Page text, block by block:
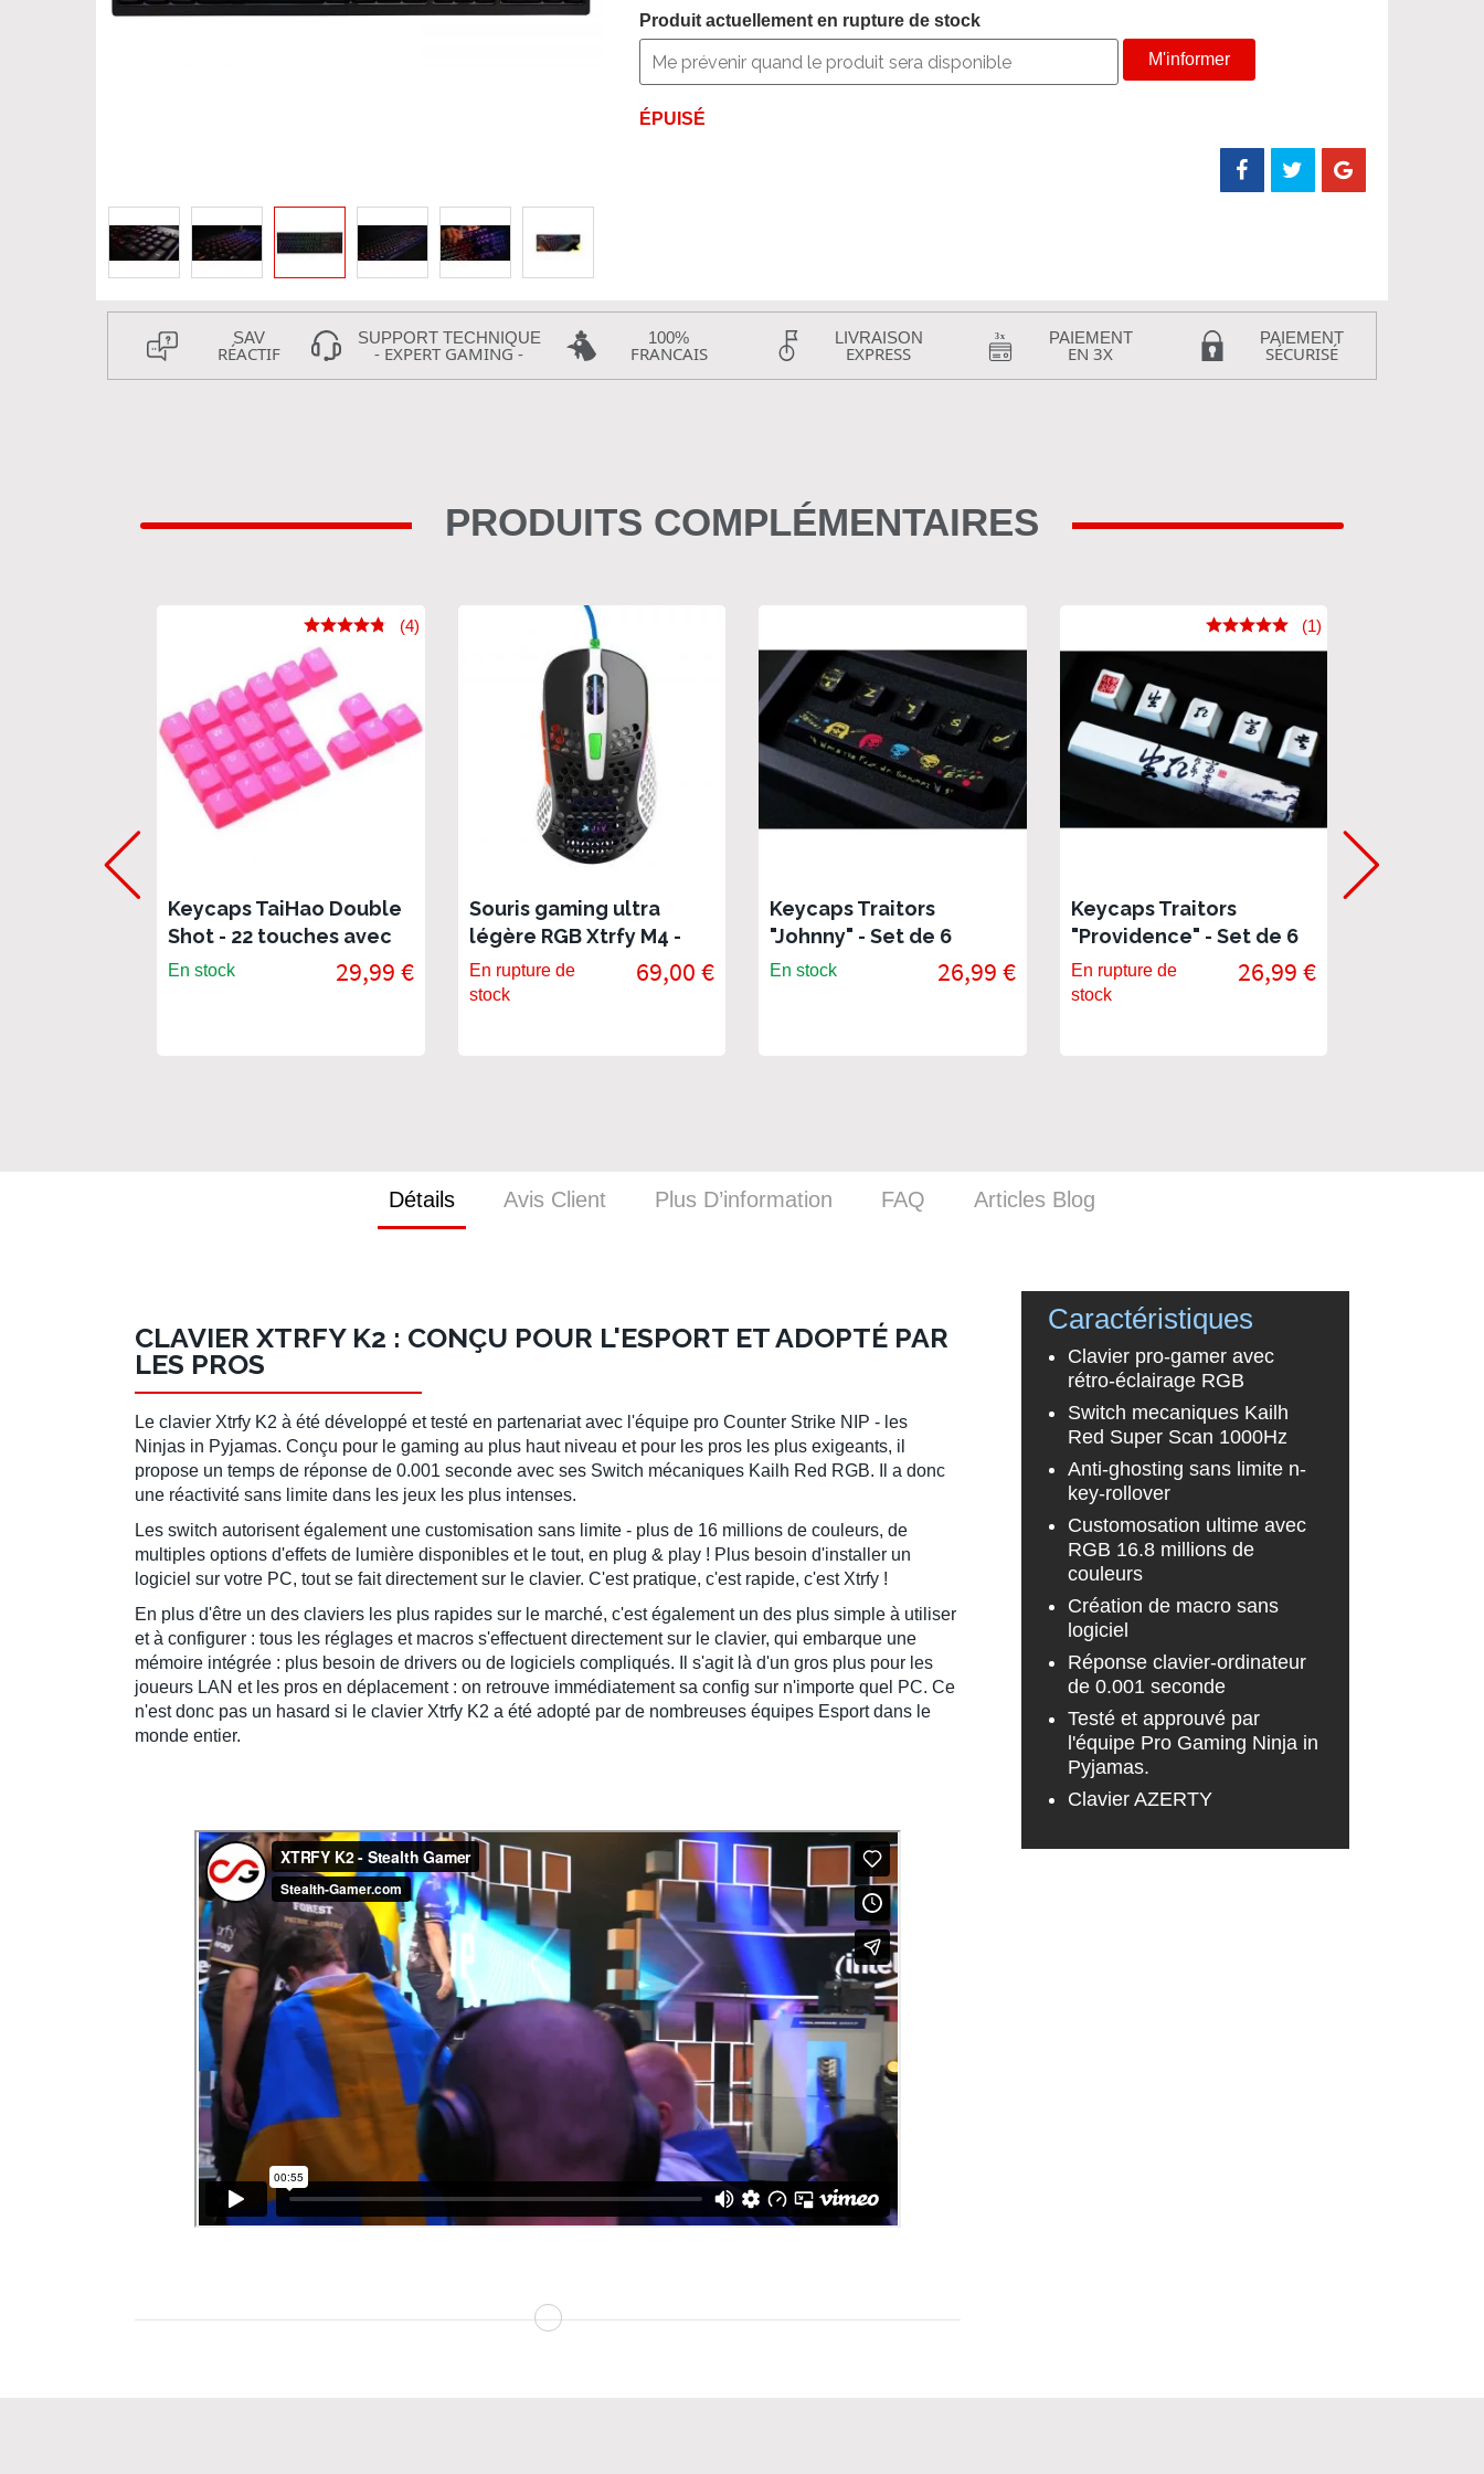
Produit actuellement en rupture de stock
M'informer
ÉPUISÉ
SAV
RÉACTIF
SUPPORT TECHNIQUE
- EXPERT GAMING -
100%
FRANCAIS
LIVRAISON
EXPRESS
PAIEMENT
EN 3X
PAIEMENT
SÉCURISÉ
PRODUITS COMPLÉMENTAIRES
Keycaps TaiHao Double
Shot - 22 touches avec
grip gomme neon pink
(4)
En stock 29,99 €
Souris gaming ultra
légère RGB Xtrfy M4 -
Street Edition
En rupture de
stock
69,00 €
Keycaps Traitors
"Johnny" - Set de 6
touches PBT premium
En stock 26,99 €
Keycaps Traitors
"Providence" - Set de 6
touches PBT premium
(1)
En rupture de
stock
26,99 €
Détails
Caractéristiques
Clavier pro-gamer avec
rétro-éclairage RGB
Switch mecaniques Kailh
Red Super Scan 1000Hz
Anti-ghosting sans limite n-
key-rollover
Customosation ultime avec
RGB 16.8 millions de
couleurs
Création de macro sans
logiciel
Réponse clavier-ordinateur
de 0.001 seconde
Testé et approuvé par
l'équipe Pro Gaming Ninja in
Pyjamas.
Clavier AZERTY
CLAVIER XTRFY K2 : CONÇU POUR L'ESPORT ET ADOPTÉ PAR
LES PROS
Le clavier Xtrfy K2 à été développé et testé en partenariat avec l'équipe pro Counter Strike NIP - les
Ninjas in Pyjamas. Conçu pour le gaming au plus haut niveau et pour les pros les plus exigeants, il
propose un temps de réponse de 0.001 seconde avec ses Switch mécaniques Kailh Red RGB.
Il a donc
une réactivité sans limite dans les jeux les plus intenses.
Les switch autorisent également une customisation sans limite - plus de 16 millions de couleurs, de
multiples options d'effets de lumière disponibles et le tout, en plug & play ! Plus besoin d'installer un
logiciel sur votre PC, tout se fait directement sur le clavier. C'est pratique, c'est rapide, c'est Xtrfy !
En plus d'être un des claviers les plus rapides sur le marché, c'est également un des plus simple à utiliser
et à configurer : tous les réglages et macros s'effectuent directement sur le clavier, qui embarque une
mémoire intégrée : plus besoin de drivers ou de logiciels compliqués. Il s'agit là d'un gros plus pour les
joueurs LAN et les pros en déplacement : on retrouve immédiatement sa config sur n'importe quel PC. Ce
n'est donc pas un hasard si le clavier Xtrfy K2 a été adopté par de nombreuses équipes Esport dans le
monde entier.
Avis Client Plus D’information FAQ Articles Blog